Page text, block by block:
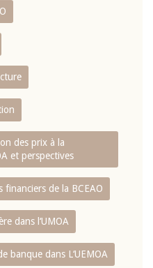
des prix à la
et perspectives
financiers de la BCEAO
dans l‘UMOA
banque dans L‘UEMOA